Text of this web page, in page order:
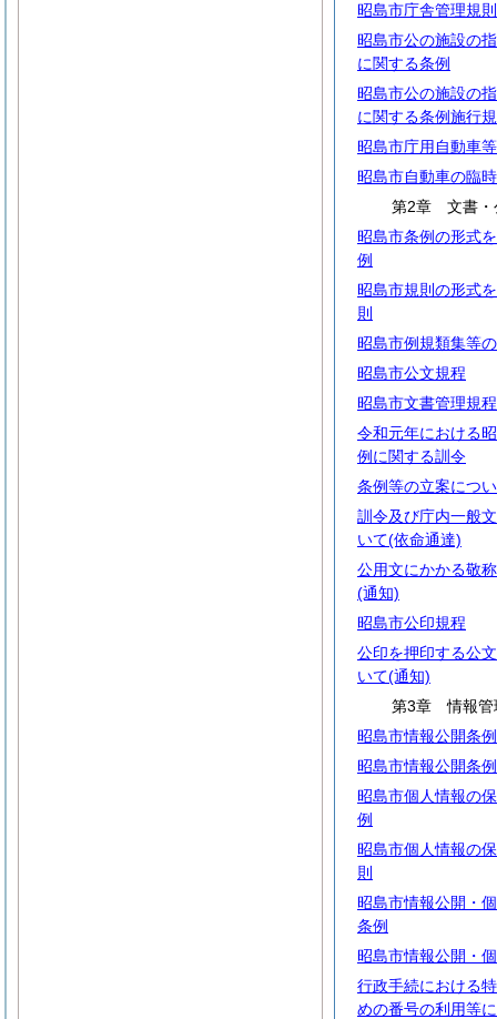
昭島市庁舎管理規則
昭島市公の施設の
に関する条例
昭島市公の施設の
に関する条例施行
昭島市庁用自動車
昭島市自動車の臨
第2章 文書・
昭島市条例の形式
例
昭島市規則の形式
則
昭島市例規類集等
昭島市公文規程
昭島市文書管理規程
令和元年における
例に関する訓令
条例等の立案につ
訓令及び庁内一般
いて(依命通達)
公用文にかかる敬
(通知)
昭島市公印規程
公印を押印する公
いて(通知)
第3章 情報管
昭島市情報公開条例
昭島市情報公開条
昭島市個人情報の
例
昭島市個人情報の
則
昭島市情報公開・
条例
昭島市情報公開・
行政手続における
めの番号の利用等